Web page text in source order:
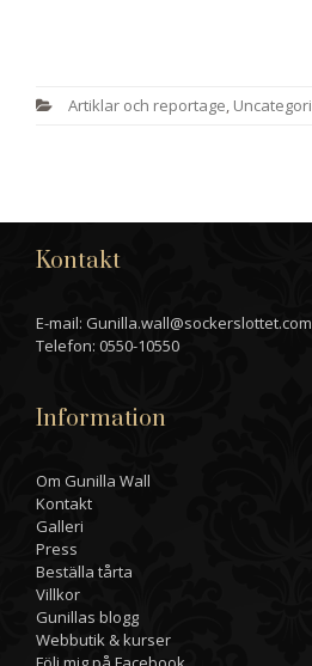
Artiklar och reportage
Kontakt
E-mail: Gunilla.wall@sockerslottet.com
Telefon: 0550-10550
Information
Om Gunilla Wall
Kontakt
Galleri
Press
Beställa tårta
Villkor
Gunillas blogg
Webbutik & kurser